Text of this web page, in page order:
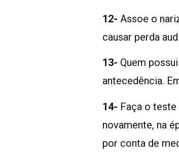
12- Assoe o
causar perda
13- Quem
antecedência.
14- Faça o
novamente, na
por conta de